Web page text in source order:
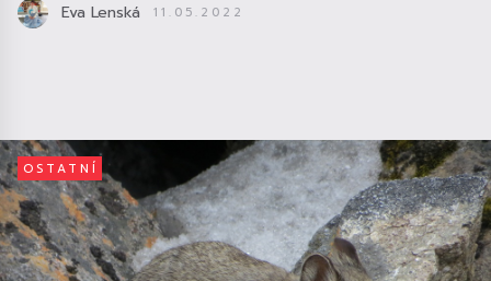
Eva Lenská 11.05.2022
OSTATNÍ